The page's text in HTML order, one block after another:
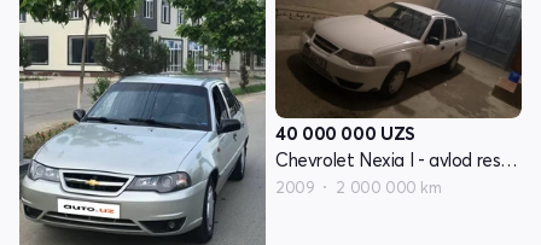
40 000 000 UZS
Chevrolet Nexia I - avlod restayling
2009 2 000 000 km